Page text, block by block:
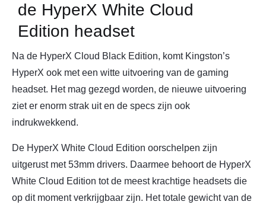
de HyperX White Cloud
Edition headset
Na de HyperX Cloud Black Edition, komt Kingston’s
HyperX ook met een witte uitvoering van de gaming
headset. Het mag gezegd worden, de nieuwe uitvoering
ziet er enorm strak uit en de specs zijn ook
indrukwekkend.
De HyperX White Cloud Edition oorschelpen zijn
uitgerust met 53mm drivers. Daarmee behoort de HyperX
White Cloud Edition tot de meest krachtige headsets die
op dit moment verkrijgbaar zijn. Het totale gewicht van de